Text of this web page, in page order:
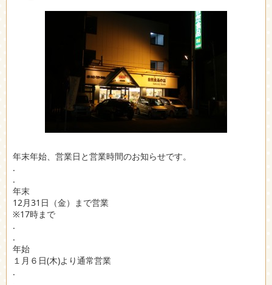
年末年始、営業日と営業時間のお知らせです。
.
.
年末
12月31日（金）まで営業
※17時まで
.
.
年始
１月６日(木)より通常営業
.